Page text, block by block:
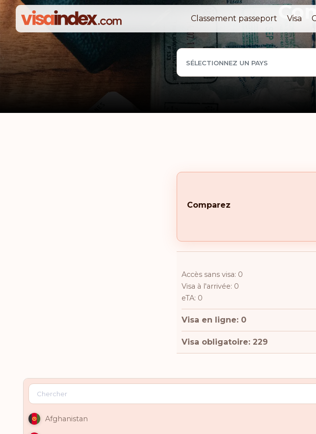
Classement passeport Visa
SÉLECTIONNEZ UN PAYS
Comparez
Accès sans visa: 0
Visa à l'arrivée: 0
eTA: 0
Visa en ligne: 0
Visa obligatoire: 229
Afghanistan